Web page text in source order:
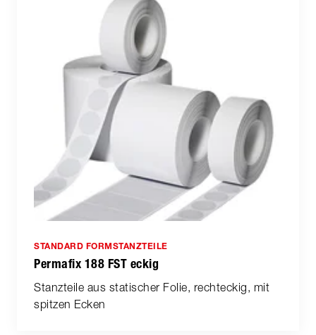
STANDARD FORMSTANZTEILE
Permafix 188 FST eckig
Stanzteile aus statischer Folie, rechteckig, mit
spitzen Ecken